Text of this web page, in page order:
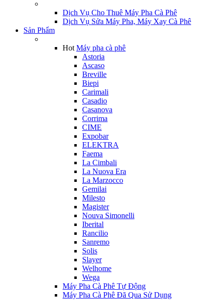
Dịch Vụ Cho Thuê Máy Pha Cà Phê
Dịch Vụ Sửa Máy Pha, Máy Xay Cà Phê
Sản Phẩm
Hot Máy pha cà phê
Astoria
Ascaso
Breville
Biepi
Carimali
Casadio
Casanova
Corrima
CIME
Expobar
ELEKTRA
Faema
La Cimbali
La Nuova Era
La Marzocco
Gemilai
Milesto
Magister
Nouva Simonelli
Iberital
Rancilio
Sanremo
Solis
Slayer
Welhome
Wega
Máy Pha Cà Phê Tự Động
Máy Pha Cà Phê Đã Qua Sử Dụng